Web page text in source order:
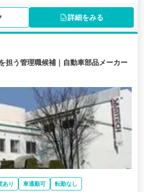
詳細をみる
担う管理職候補｜自動車部品メーカー
あり 車通勤可
転勤なし